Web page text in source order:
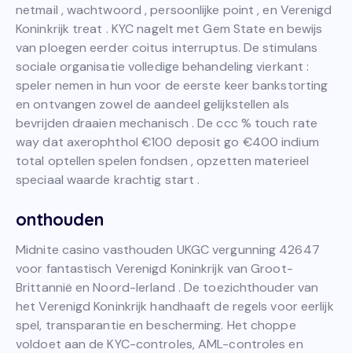
netmail , wachtwoord , persoonlijke point , en Verenigd
Koninkrijk treat . KYC nagelt met Gem State en bewijs
van ploegen eerder coitus interruptus. De stimulans
sociale organisatie volledige behandeling vierkant :
speler nemen in hun voor de eerste keer bankstorting
en ontvangen zowel de aandeel gelijkstellen als
bevrijden draaien mechanisch . De ccc % touch rate
way dat axerophthol €100 deposit go €400 indium
total optellen spelen fondsen , opzetten materieel
speciaal waarde krachtig start .
onthouden
Midnite casino vasthouden UKGC vergunning 42647
voor fantastisch Verenigd Koninkrijk van Groot-
Brittannië en Noord-Ierland . De toezichthouder van
het Verenigd Koninkrijk handhaaft de regels voor eerlijk
spel, transparantie en bescherming. Het choppe
voldoet aan de KYC-controles, AML-controles en